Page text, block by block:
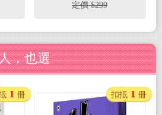
定價 $299
，也選
1 冊 扣抵 1 冊